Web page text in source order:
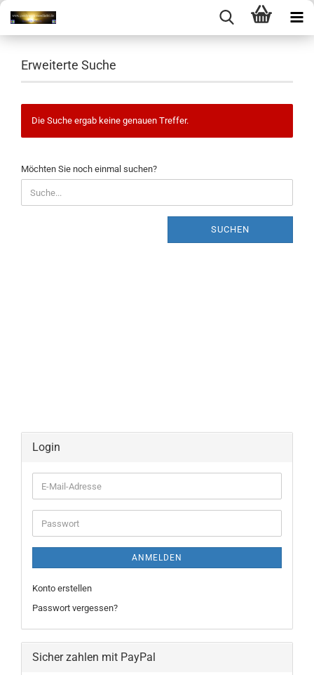
Erweiterte Suche
Die Suche ergab keine genauen Treffer.
MÖCHTEN
SIE
NOCH
EINMAL
Möchten Sie noch einmal suchen?
SUCHEN
Login
E-
Mail-
Adresse
Passwort
ANMELDEN
Konto erstellen
Passwort vergessen?
Sicher zahlen mit PayPal